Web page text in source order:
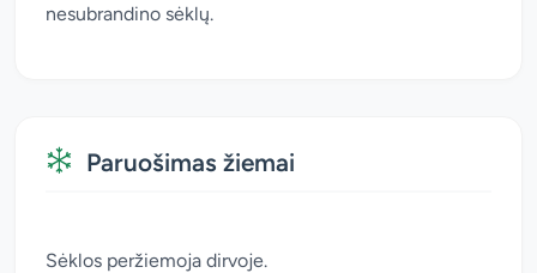
nesubrandino sėklų.
Paruošimas žiemai
Sėklos peržiemoja dirvoje.